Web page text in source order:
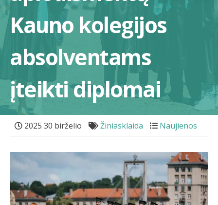
Kauno kolegijos
absolventams
įteikti diplomai
2025 30 birželio Žiniasklaida Naujienos